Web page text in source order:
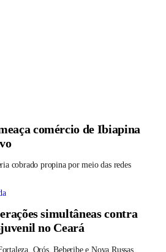
comércio de Ibiapina
cobrado propina por meio das redes
simultâneas contra
no Ceará
Orós, Beberibe e Nova Russas